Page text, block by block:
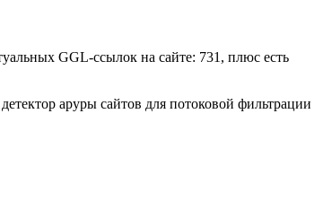
GGL-ссылок на сайте: 731, плюс есть
аруры сайтов для потоковой фильтрации